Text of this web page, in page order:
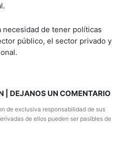
de tener políticas
público, el sector privado y
| DEJANOS UN COMENTARIO
de exclusiva responsabilidad de sus
de ellos pueden ser pasibles de